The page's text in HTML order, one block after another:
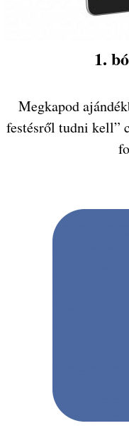
1.
Megkapod
festésről tudni kell”